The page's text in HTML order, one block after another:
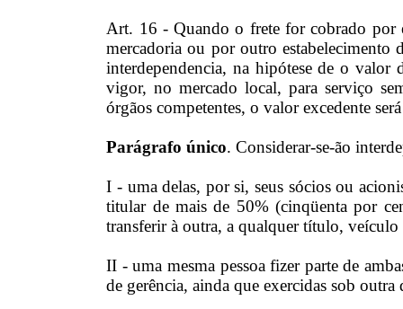
Art. 16 - Quando o frete for cobrado por
mercadoria ou por outro estabelecimento
interdependencia, na hipótese de o valor
vigor, no mercado local, para serviço
órgãos competentes, o valor excedente
Parágrafo único. Considerar-se-ão
I - uma delas, por si, seus sócios ou
titular de mais de 50% (cinqüenta por
transferir à outra, a qualquer título,
II - uma mesma pessoa fizer parte de
de gerência, ainda que exercidas sob outra